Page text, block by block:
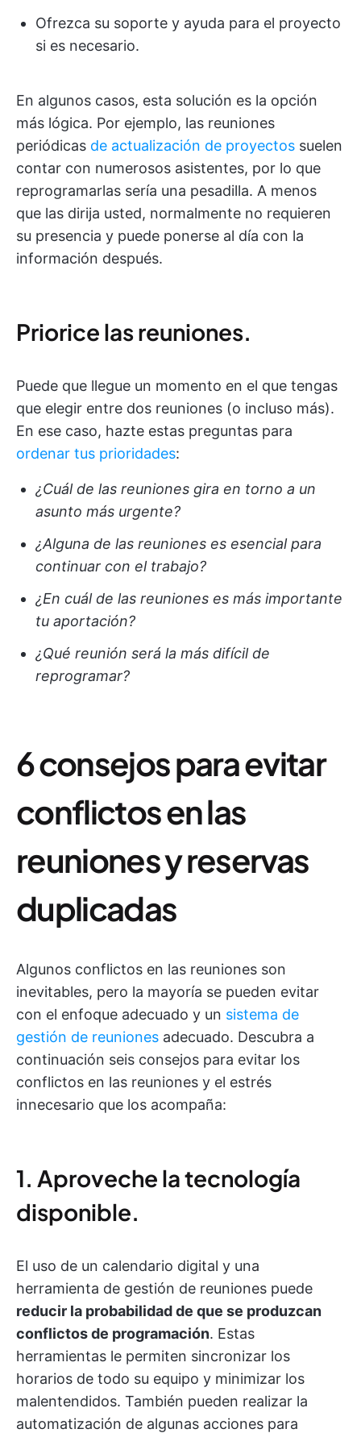
Ofrezca su soporte y ayuda para el proyecto
si es necesario.
En algunos casos, esta solución es la opción
más lógica. Por ejemplo, las reuniones
periódicas de actualización de proyectos suelen
contar con numerosos asistentes, por lo que
reprogramarlas sería una pesadilla. A menos
que las dirija usted, normalmente no requieren
su presencia y puede ponerse al día con la
información después.
Priorice las reuniones.
Puede que llegue un momento en el que tengas
que elegir entre dos reuniones (o incluso más).
En ese caso, hazte estas preguntas para
ordenar tus prioridades:
¿Cuál de las reuniones gira en torno a un
asunto más urgente?
¿Alguna de las reuniones es esencial para
continuar con el trabajo?
¿En cuál de las reuniones es más importante
tu aportación?
¿Qué reunión será la más difícil de
reprogramar?
6 consejos para evitar
conflictos en las
reuniones y reservas
duplicadas
Algunos conflictos en las reuniones son
inevitables, pero la mayoría se pueden evitar
con el enfoque adecuado y un sistema de
gestión de reuniones adecuado. Descubra a
continuación seis consejos para evitar los
conflictos en las reuniones y el estrés
innecesario que los acompaña:
1. Aproveche la tecnología
disponible.
El uso de un calendario digital y una
herramienta de gestión de reuniones puede
reducir la probabilidad de que se produzcan
conflictos de programación. Estas
herramientas le permiten sincronizar los
horarios de todo su equipo y minimizar los
malentendidos. También pueden realizar la
automatización de algunas acciones para